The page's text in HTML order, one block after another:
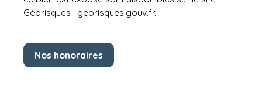
Géorisques : georisques.gouv.fr.
Nos honoraires